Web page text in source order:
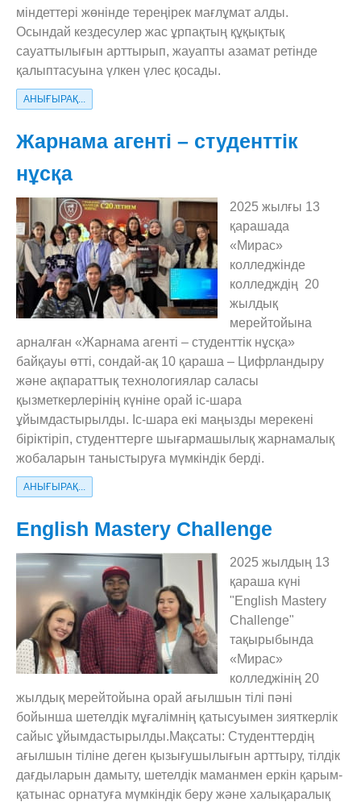
міндеттері жөнінде тереңірек мағлұмат алды.
Осындай кездесулер жас ұрпақтың құқықтық
сауаттылығын арттырып, жауапты азамат ретінде
қалыптасуына үлкен үлес қосады.
АНЫҒЫРАҚ...
Жарнама агенті – студенттік
нұсқа
2025 жылғы 13
қарашада
«Мирас»
колледжінде
колледждің 20
жылдық
мерейтойына
арналған «Жарнама агенті – студенттік нұсқа»
байқауы өтті, сондай-ақ 10 қараша – Цифрландыру
және ақпараттық технологиялар саласы
қызметкерлерінің күніне орай іс-шара
ұйымдастырылды. Іс-шара екі маңызды мерекені
біріктіріп, студенттерге шығармашылық жарнамалық
жобаларын таныстыруға мүмкіндік берді.
АНЫҒЫРАҚ...
English Mastery Challenge
2025 жылдың 13
қараша күні
"English Mastery
Challenge"
тақырыбында
«Мирас»
колледжінің 20
жылдық мерейтойына орай ағылшын тілі пәні
бойынша шетелдік мұғалімнің қатысуымен зияткерлік
сайыс ұйымдастырылды.Мақсаты: Студенттердің
ағылшын тіліне деген қызығушылығын арттыру, тілдік
дағдыларын дамыту, шетелдік маманмен еркін қарым-
қатынас орнатуға мүмкіндік беру және халықаралық